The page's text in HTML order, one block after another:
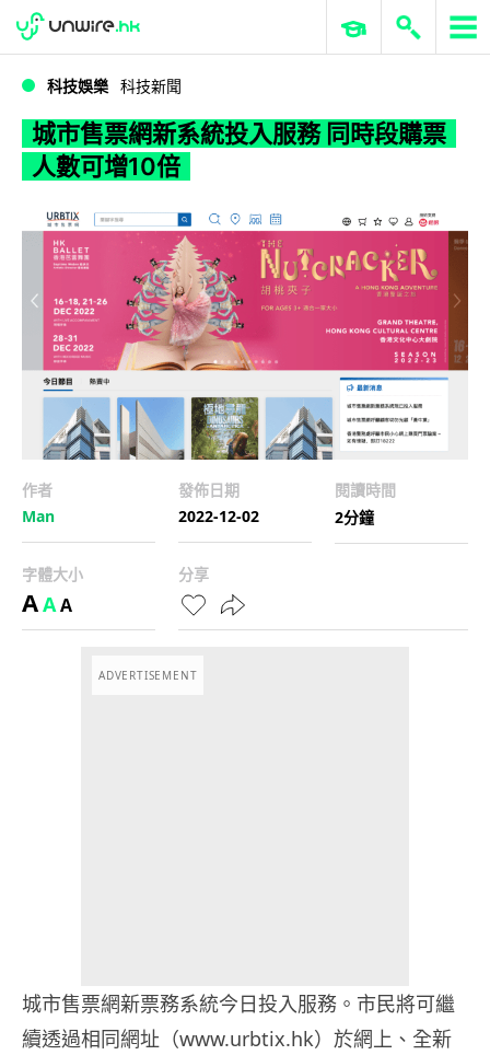
WWDC 2026 ERP 與商業 AI
科技娛樂 科技新聞
城市售票網新系統投入服務 同時段購票
人數可增10倍
作者
Man
發佈日期
2022-12-02
閱讀時間
2分鐘
字體大小
AAA
分享
ADVERTISEMENT
城市售票網新票務系統今日投入服務。市民將可繼
續透過相同網址（www.urbtix.hk）於網上、全新